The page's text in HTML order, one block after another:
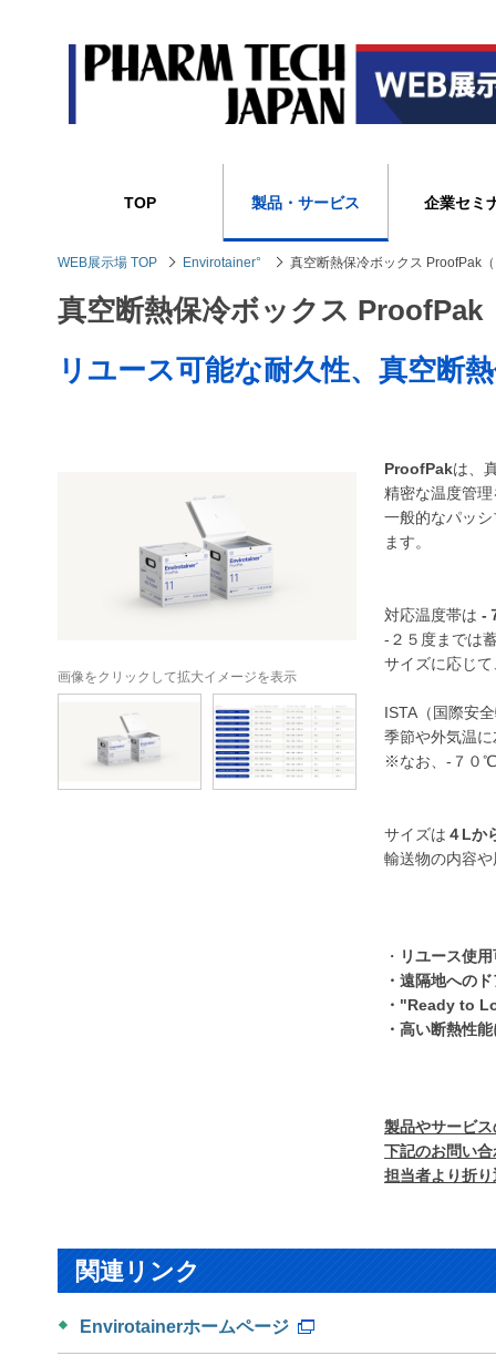
TOP 製品・サービス 企業セミ
WEB展示場 TOP Envirotainer° 真空断熱保冷ボックス ProofPak
真空断熱保冷ボックス
リユース可能な耐久性、真空断
画像をクリックして拡大イメージを表示
ProofPakは、
精密な温度管
一般的なパッ
ます。
対応温度帯は -
-２５度までは
サイズに応じて
ISTA（国際安
季節や外気温
※なお、-７０℃
サイズは ４Lか
輸送物の内容
・ リユース使
・遠隔地への
・"Ready to
・高い断熱性
製品やサービ
下記のお問い
担当者より折
関連リンク
Envirotainerホームページ